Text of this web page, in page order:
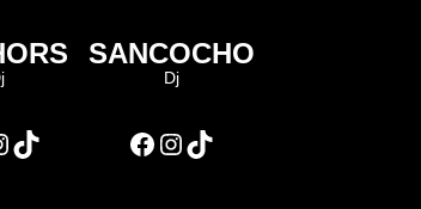
TikTok
SANCOCHO
Dj
Facebook Instagram TikTok